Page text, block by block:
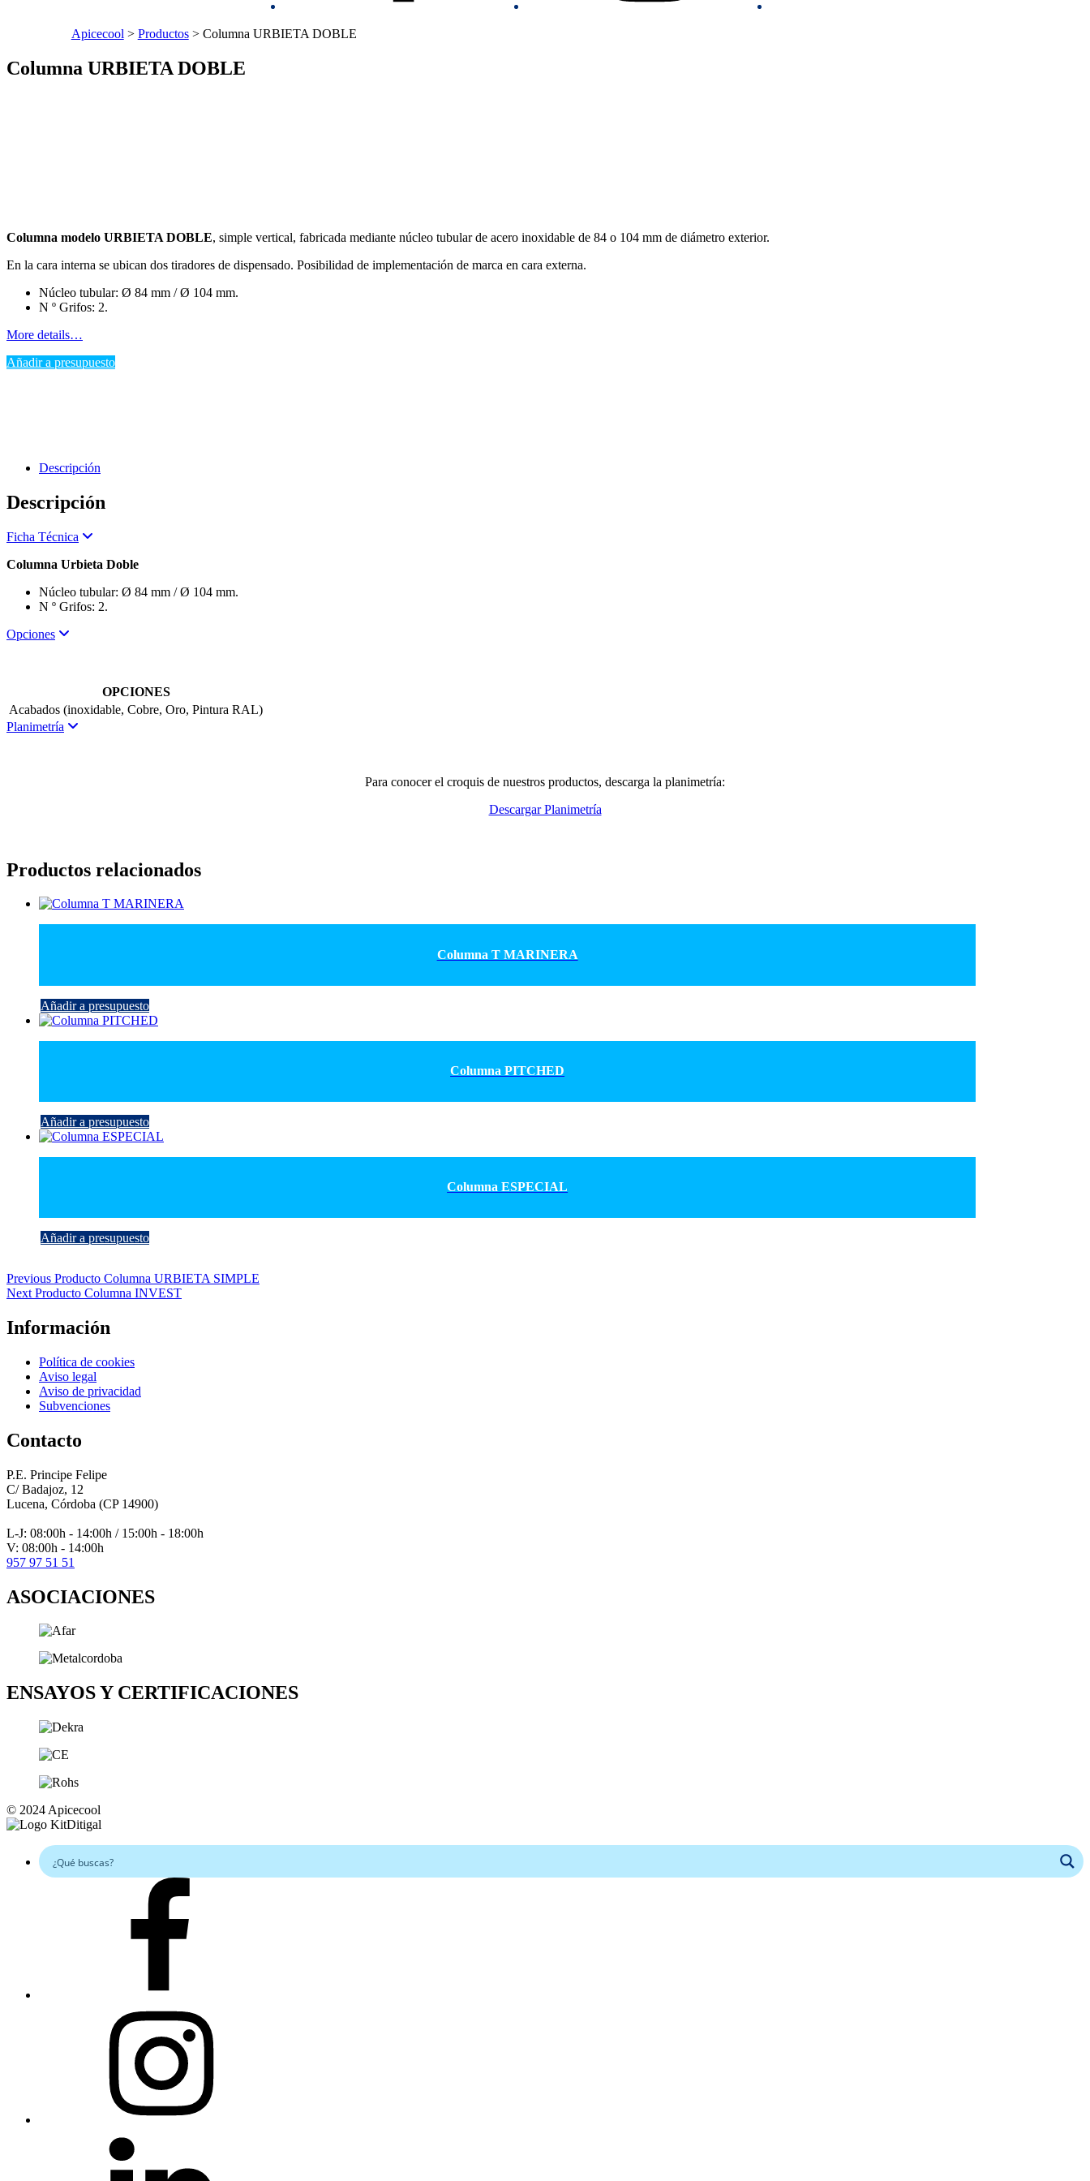
Columna URBIETA DOBLE
Apicecool > Productos> Columna URBIETA DOBLE
Columna modelo URBIETA DOBLE, simple vertical, fabricada mediante núcleo tubular de acero inoxidable de 84 o 104 mm de diámetro exterior.
En la cara interna se ubican dos tiradores de dispensado. Posibilidad de implementación de marca en cara externa.
Núcleo tubular: Ø 84 mm / Ø 104 mm.
N º Grifos: 2.
More details…
Añadir a presupuesto
Descripción
Descripción
Ficha Técnica
Columna Urbieta Doble
Núcleo tubular: Ø 84 mm / Ø 104 mm.
N º Grifos: 2.
Opciones
OPCIONES
Acabados (inoxidable, Cobre, Oro, Pintura RAL)
Planimetría
Para conocer el croquis de nuestros productos, descarga la planimetría:
Descargar Planimetría
Productos relacionados
Columna T MARINERA
Añadir a presupuesto
Columna PITCHED
Añadir a presupuesto
Columna ESPECIAL
Añadir a presupuesto
Navegación
de
entradas
Previous Producto Columna URBIETA SIMPLE
Next Producto Columna INVEST
Información
Política de cookies
Aviso legal
Aviso de privacidad
Subvenciones
Contacto
P.E. Principe Felipe
C/ Badajoz, 12
Lucena, Córdoba (CP 14900)
L-J: 08:00h - 14:00h / 15:00h - 18:00h
V: 08:00h - 14:00h
957 97 51 51
ASOCIACIONES
ENSAYOS Y CERTIFICACIONES
© 2024 Apicecool